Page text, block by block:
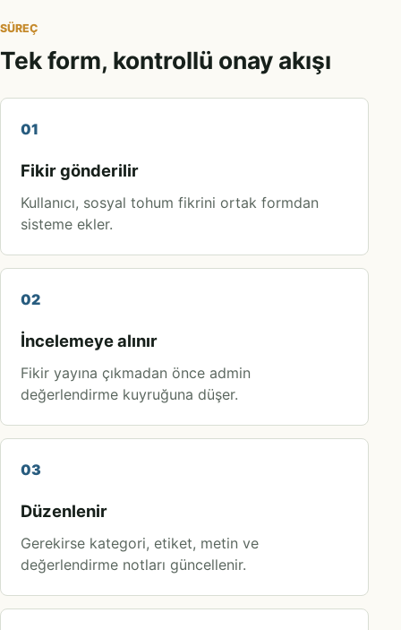
SÜREÇ
Tek form, kontrollü onay akışı
01
Fikir gönderilir
Kullanıcı, sosyal tohum fikrini ortak formdan
sisteme ekler.
02
İncelemeye alınır
Fikir yayına çıkmadan önce admin
değerlendirme kuyruğuna düşer.
03
Düzenlenir
Gerekirse kategori, etiket, metin ve
değerlendirme notları güncellenir.